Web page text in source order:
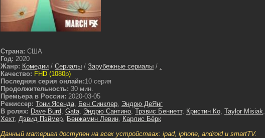
Страна: США
Год: 2020
Жанр: Комедии / Сериалы / Зарубежные сериалы / .
Качество: FHD (1080p)
Последняя серия онлайн:10 серия
Продолжительность: 30 мин.
Премьера в России: 2020-03-05
Режиссер: Тони Ясенда, Бен Синклер, Эндрю ДеЯнг
В ролях: Dave Burd, Gata, Эндрю Сантино, Трэвис Беннетт, Кристин Ко, Taylor Misiak,
Хехт, Дэвид Пэймер, Бенжамин Левин, Карлис Бёрк
Данный материал доступен на всех устройствах: ipad, iphone, android и smartTV.